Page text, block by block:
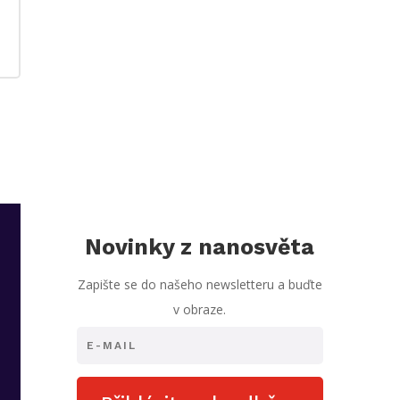
Novinky z nanosvěta
Zapište se do našeho newsletteru a buďte
v obraze.